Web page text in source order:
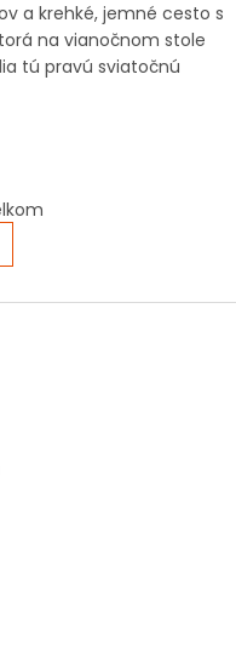
a krehké, jemné cesto s
na vianočnom stole
tú pravú sviatočnú